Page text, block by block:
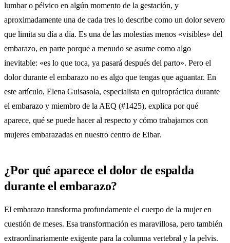
lumbar o pélvico en algún momento de la gestación, y
aproximadamente una de cada tres lo describe como un dolor severo
que limita su día a día. Es una de las molestias menos «visibles» del
embarazo, en parte porque a menudo se asume como algo
inevitable: «es lo que toca, ya pasará después del parto». Pero el
dolor durante el embarazo no es algo que tengas que aguantar. En
este artículo, Elena Guisasola, especialista en quiropráctica durante
el embarazo y miembro de la AEQ (#1425), explica por qué
aparece, qué se puede hacer al respecto y cómo trabajamos con
mujeres embarazadas en nuestro centro de Eibar.
¿Por qué aparece el dolor de espalda
durante el embarazo?
El embarazo transforma profundamente el cuerpo de la mujer en
cuestión de meses. Esa transformación es maravillosa, pero también
extraordinariamente exigente para la columna vertebral y la pelvis.